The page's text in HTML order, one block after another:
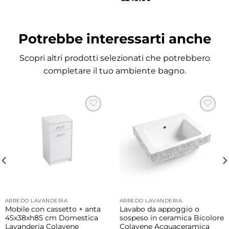
Misure
82×37,5×h16 cm
matt moderne ed eleganti, ideali per
personalizzare il bagno con uno stile
contemporaneo, sofisticato e coordinato agli
piano d’appoggio disponibile come optional
in differenti finiture coordinate, perfetto per
Potrebbe interessarti anche
Scopri altri prodotti selezionati che potrebbero
completare il tuo ambiente bagno.
ARREDO LAVANDERIA
Mobile con cassetto + anta
45x38xh85 cm Domestica
Lavanderia Colavene
ARREDO LAVANDERIA
Lavabo da appoggio o
sospeso in ceramica Bicolore
Colavene Acquaceramica